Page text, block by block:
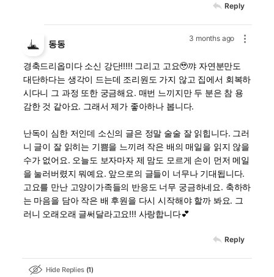
Reply
3 months ago
동동
경축드리옵미다 소신 강단!!!!! 그리고 고요🥹꺄 자연분만도
대단하다는 생각이 드는데 조리원도 가지 않고 집에서 회복하
시다니 그 과정 또한 궁금해요. 매번 느끼지만 두 분은 참 용
감한 것 같아요. 그래서 제가 좋아하나 봅니다.
난독이 심한 저인데 소신의 글은 정말 술술 잘 읽힙니다. 그러
니 글이 잘 읽히는 기쁨을 느끼려 작은 배의 매일을 읽지 않을
수가 없어요. 오늘도 보자마자 제 맘도 모르게 손이 먼저 메일
을 눌러버렸지 뭐예요. 앞으로의 글들이 너무나 기대됩니다.
고요를 만난 고양이가족들의 반응도 너무 궁금하네요. 축하하
는 마음을 담아 작은 배 후원을 다시 시작해야 할까 봐요. 그
러니 오래오래 글써달라고요!!! 사랑합니다💕
Reply
Hide Replies 1